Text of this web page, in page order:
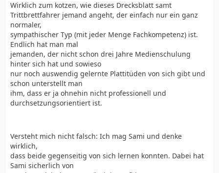
Wirklich zum kotzen, wie dieses Drecksblatt samt
Trittbrettfahrer jemand angeht, der einfach nur ein ganz
normaler,
sympathischer Typ (mit jeder Menge Fachkompetenz) ist.
Endlich hat man mal
jemanden, der nicht schon drei Jahre Medienschulung
hinter sich hat und sowieso
nur noch auswendig gelernte Plattitüden von sich gibt und
schon unterstellt man
ihm, dass er ja ohnehin nicht professionell und
durchsetzungsorientiert ist.
Versteht mich nicht falsch: Ich mag Sami und denke
wirklich,
dass beide gegenseitig von sich lernen konnten. Dabei hat
Sami sicherlich von